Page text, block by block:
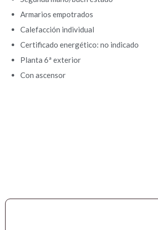
Armarios empotrados
Calefacción individual
Certificado energético: no indicado
Planta 6ª exterior
Con ascensor